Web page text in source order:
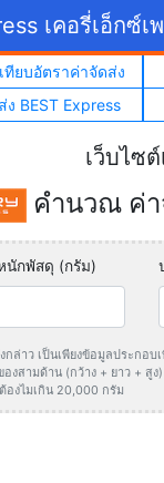
เคอรี่เอ็กซ์เ
ทียบอัตราค่าจัดส่ง
ง BEST Express
เว็บไซ
คำนวณ ค่า
นักพัสดุ (กรัม)
กล่าว เป็นเพียงข้อมูลประกอ
งสามด้าน (กว้าง + ยาว + สูง
องไมเกิน 20,000 กรัม